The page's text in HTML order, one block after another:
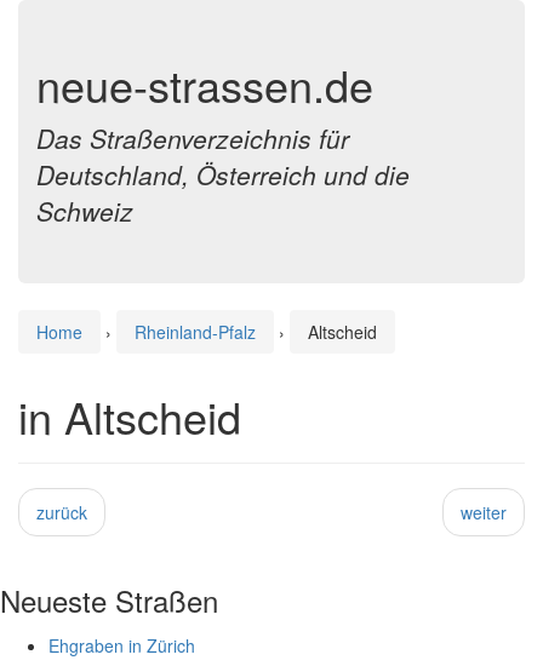
neue-strassen.de
Das Straßenverzeichnis für
Deutschland, Österreich und die
Schweiz
Home › Rheinland-Pfalz › Altscheid
in Altscheid
zurück weiter
Neueste Straßen
Ehgraben in Zürich